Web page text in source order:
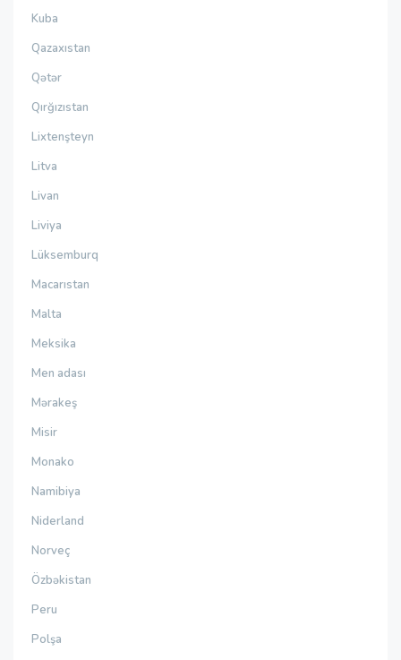
Kuba
Qazaxıstan
Qətər
Qırğızıstan
Lixtenşteyn
Litva
Livan
Liviya
Lüksemburq
Macarıstan
Malta
Meksika
Men adası
Mərakeş
Misir
Monako
Namibiya
Niderland
Norveç
Özbəkistan
Peru
Polşa